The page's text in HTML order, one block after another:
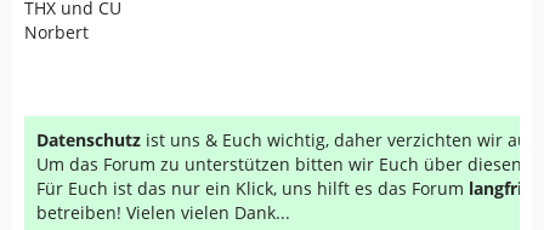
THX und CU
Norbert
Datenschutz ist uns & Euch wichtig, daher verzichten wir auf
Um das Forum zu unterstützen bitten wir Euch über diesen
Für Euch ist das nur ein Klick, uns hilft es das Forum
betreiben! Vielen vielen Dank...